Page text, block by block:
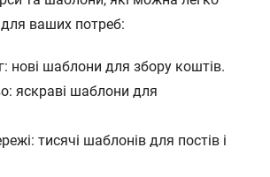
ваших потреб:
нові шаблони для збору коштів.
яскраві шаблони для
тисячі шаблонів для постів і